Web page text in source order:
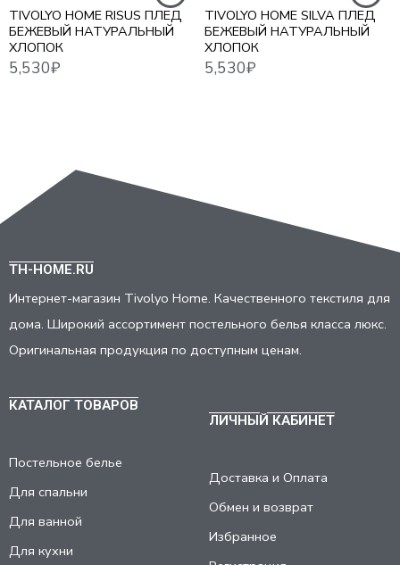
TIVOLYO HOME RISUS ПЛЕД
БЕЖЕВЫЙ НАТУРАЛЬНЫЙ
ХЛОПОК
TIVOLYO HOME SILVA ПЛЕД
БЕЖЕВЫЙ НАТУРАЛЬНЫЙ
ХЛОПОК
TH-HOME.RU
Интернет-магазин Tivolyo Home. Качественного текстиля для
дома. Широкий ассортимент постельного белья класса люкс.
Оригинальная продукция по доступным ценам.
КАТАЛОГ ТОВАРОВ
Постельное белье
Для спальни
Для ванной
Для кухни
ЛИЧНЫЙ КАБИНЕТ
Доставка и Оплата
Обмен и возврат
Избранное